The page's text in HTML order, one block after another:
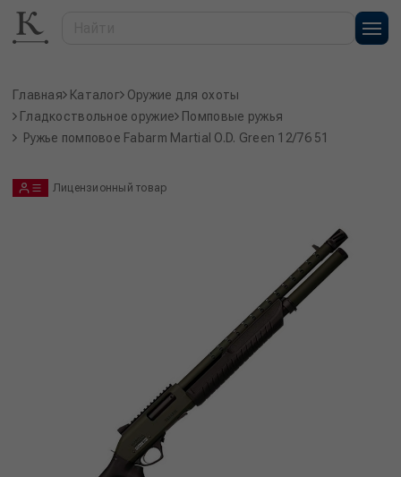
Главная Каталог Оружие для охоты
Гладкоствольное оружие
Помповые ружья
Ружье помповое Fabarm Martial O.D. Green 12/76 51
Лицензионный товар